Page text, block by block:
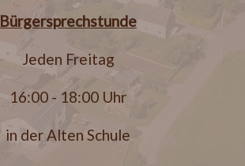
Bürgersprechstunde
Jeden Freitag
16:00 - 18:00 Uhr
in der Alten Schule